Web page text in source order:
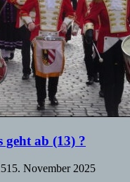
geht ab (13) ?
15. November 2025